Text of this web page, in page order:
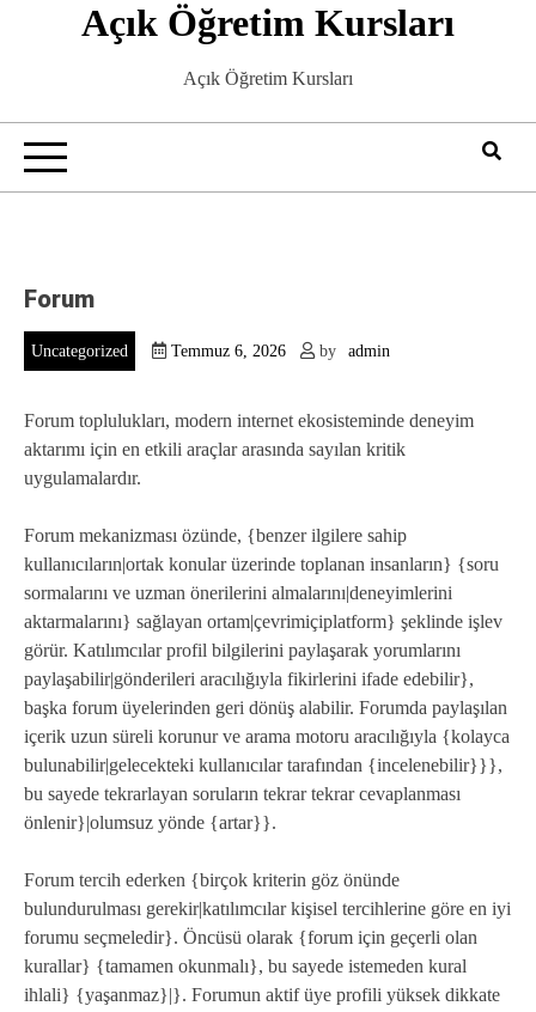
Açık Öğretim Kursları
Açık Öğretim Kursları
Forum
Uncategorized Temmuz 6, 2026 by admin
Forum toplulukları, modern internet ekosisteminde deneyim
aktarımı için en etkili araçlar arasında sayılan kritik
uygulamalardır.
Forum mekanizması özünde, {benzer ilgilere sahip
kullanıcıların|ortak konular üzerinde toplanan insanların} {soru
sormalarını ve uzman önerilerini almalarını|deneyimlerini
aktarmalarını} sağlayan ortam|çevrimiçiplatform} şeklinde işlev
görür. Katılımcılar profil bilgilerini paylaşarak yorumlarını
paylaşabilir|gönderileri aracılığıyla fikirlerini ifade edebilir},
başka forum üyelerinden geri dönüş alabilir. Forumda paylaşılan
içerik uzun süreli korunur ve arama motoru aracılığıyla {kolayca
bulunabilir|gelecekteki kullanıcılar tarafından {incelenebilir}}},
bu sayede tekrarlayan soruların tekrar tekrar cevaplanması
önlenir}|olumsuz yönde {artar}}.
Forum tercih ederken {birçok kriterin göz önünde
bulundurulması gerekir|katılımcılar kişisel tercihlerine göre en iyi
forumu seçmeledir}. Öncüsü olarak {forum için geçerli olan
kurallar} {tamamen okunmalı}, bu sayede istemeden kural
ihlali} {yaşanmaz}|}. Forumun aktif üye profili yüksek dikkate